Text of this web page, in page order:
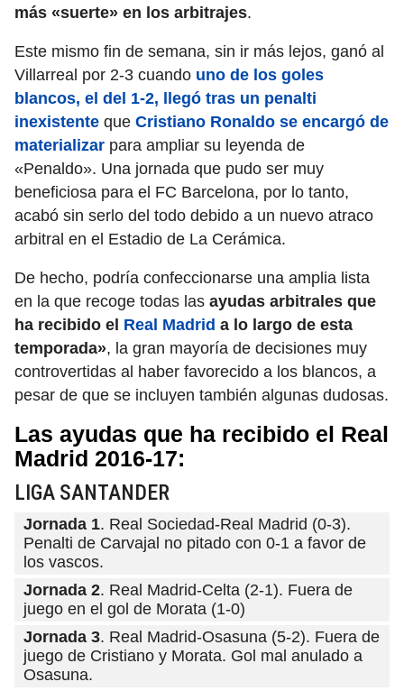
más «suerte» en los arbitrajes.
Este mismo fin de semana, sin ir más lejos, ganó al
Villarreal por 2-3 cuando uno de los goles
blancos, el del 1-2, llegó tras un penalti
inexistente que Cristiano Ronaldo se encargó de
materializar para ampliar su leyenda de
«Penaldo». Una jornada que pudo ser muy
beneficiosa para el FC Barcelona, por lo tanto,
acabó sin serlo del todo debido a un nuevo atraco
arbitral en el Estadio de La Cerámica.
De hecho, podría confeccionarse una amplia lista
en la que recoge todas las ayudas arbitrales que
ha recibido el Real Madrid a lo largo de esta
temporada», la gran mayoría de decisiones muy
controvertidas al haber favorecido a los blancos, a
pesar de que se incluyen también algunas dudosas.
Las ayudas que ha recibido el Real
Madrid 2016-17:
LIGA SANTANDER
Jornada 1. Real Sociedad-Real Madrid (0-3).
Penalti de Carvajal no pitado con 0-1 a favor de
los vascos.
Jornada 2. Real Madrid-Celta (2-1). Fuera de
juego en el gol de Morata (1-0)
Jornada 3. Real Madrid-Osasuna (5-2). Fuera de
juego de Cristiano y Morata. Gol mal anulado a
Osasuna.